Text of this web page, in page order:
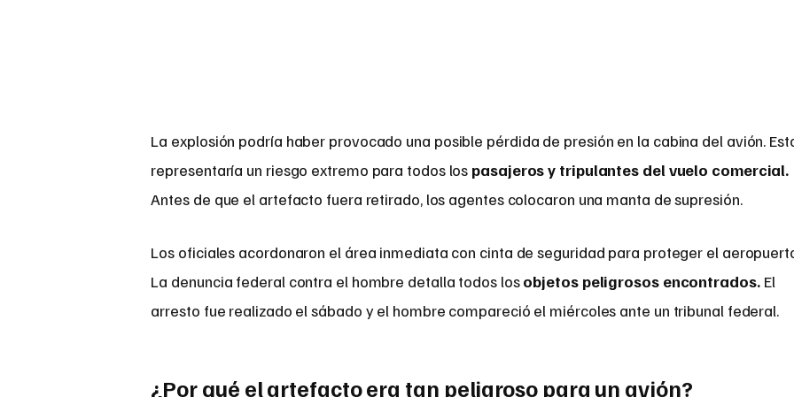
La explosión podría haber provocado una posible pérdida de presión en la cabina del avión.
representaría un riesgo extremo para todos los pasajeros y tripulantes del vuelo comercial.
Antes de que el artefacto fuera retirado, los agentes colocaron una manta de supresión.
Los oficiales acordonaron el área inmediata con cinta de seguridad para proteger el
La denuncia federal contra el hombre detalla todos losobjetos peligrosos encontrados.El
arresto fue realizado el sábado y el hombre compareció el miércoles ante un tribunal federal.
¿Por qué el artefacto era tan peligroso para un avión?